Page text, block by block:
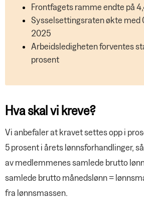
Frontfagets ramme endte på
Sysselsettingsraten økte med
2025
Arbeidsledigheten forventes
prosent
Hva skal vi kreve?
Vi anbefaler at kravet settes opp i
5 prosent i årets lønnsforhandlinger,
av medlemmenes samlede brutto
samlede brutto månedslønn =
fra lønnsmassen.